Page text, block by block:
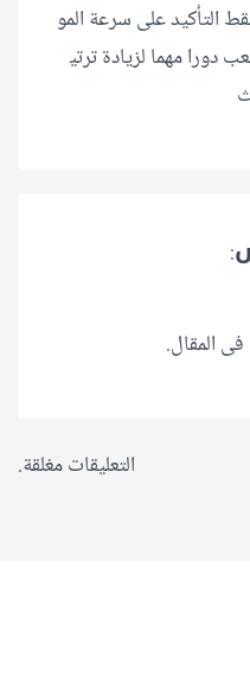
التأكيد على سرعة المو
دورا مهما لزيادة ترتي
:
المقال.
التعليقات مغلقة.